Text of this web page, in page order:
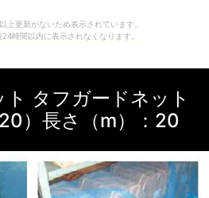
上更新がないため表示されています。
時間以内に表示されなくなります。
タフガードネット
）長さ（m）：20